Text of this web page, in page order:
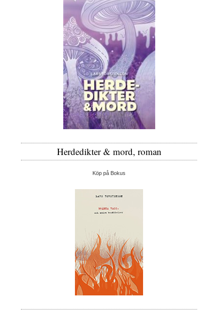
Herdedikter & mord, roman
Köp på Bokus